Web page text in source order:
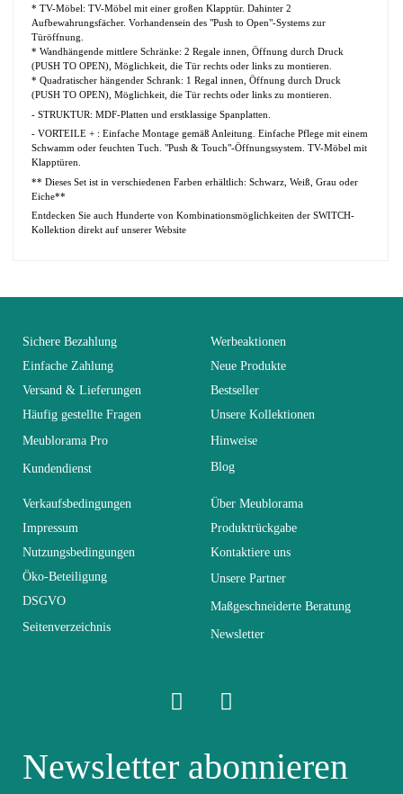
* TV-Möbel: TV-Möbel mit einer großen Klapptür. Dahinter 2
Aufbewahrungsfächer. Vorhandensein des "Push to Open"-Systems zur
Türöffnung.
* Wandhängende mittlere Schränke: 2 Regale innen, Öffnung durch Druck
(PUSH TO OPEN), Möglichkeit, die Tür rechts oder links zu montieren.
* Quadratischer hängender Schrank: 1 Regal innen, Öffnung durch Druck
(PUSH TO OPEN), Möglichkeit, die Tür rechts oder links zu montieren.
- STRUKTUR: MDF-Platten und erstklassige Spanplatten.
- VORTEILE + : Einfache Montage gemäß Anleitung. Einfache Pflege mit einem
Schwamm oder feuchten Tuch. "Push & Touch"-Öffnungssystem. TV-Möbel mit
Klapptüren.
** Dieses Set ist in verschiedenen Farben erhältlich: Schwarz, Weiß, Grau oder
Eiche**
Entdecken Sie auch Hunderte von Kombinationsmöglichkeiten der SWITCH-
Kollektion direkt auf unserer Website
Alter Erwachsener
Kollektion SWITCH
Farben Grau
Lieferzeiten (Anz.
Tage)
0
Abmessungen L270xH160xP40
Elektrisch Nicht elektrisch
Vorstellungsgespräch
mit einem feuchten
Mikrofasertuch
You Must Login To Review
Sichere Bezahlung
Einfache Zahlung
Versand & Lieferungen
Häufig gestellte Fragen
Meublorama Pro
Kundendienst
Werbeaktionen
Neue Produkte
Bestseller
Unsere Kollektionen
Hinweise
Blog
Verkaufsbedingungen
Impressum
Nutzungsbedingungen
Öko-Beteiligung
DSGVO
Seitenverzeichnis
Über Meublorama
Produktrückgabe
Kontaktiere uns
Unsere Partner
Maßgeschneiderte Beratung
Newsletter
Newsletter abonnieren